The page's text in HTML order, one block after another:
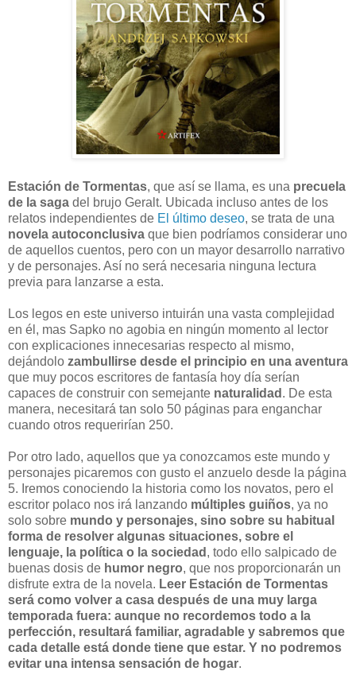
Estación de Tormentas, que así se llama, es una precuela
de la saga del brujo Geralt. Ubicada incluso antes de los
relatos independientes de El último deseo, se trata de una
novela autoconclusiva que bien podríamos considerar uno
de aquellos cuentos, pero con un mayor desarrollo narrativo
y de personajes. Así no será necesaria ninguna lectura
previa para lanzarse a esta.
Los legos en este universo intuirán una vasta complejidad
en él, mas Sapko no agobia en ningún momento al lector
con explicaciones innecesarias respecto al mismo,
dejándolo zambullirse desde el principio en una aventura
que muy pocos escritores de fantasía hoy día serían
capaces de construir con semejante naturalidad . De esta
manera, necesitará tan solo 50 páginas para enganchar
cuando otros requerirían 250.
Por otro lado, aquellos que ya conozcamos este mundo y
personajes picaremos con gusto el anzuelo desde la página
5. Iremos conociendo la historia como los novatos, pero el
escritor polaco nos irá lanzando múltiples guiños, ya no
solo sobre mundo y personajes, sino sobre su habitual
forma de resolver algunas situaciones, sobre el
lenguaje, la política o la sociedad , todo ello salpicado de
buenas dosis de humor negro, que nos proporcionarán un
disfrute extra de la novela. Leer Estación de Tormentas
será como volver a casa después de una muy larga
temporada fuera: aunque no recordemos todo a la
perfección, resultará familiar, agradable y sabremos que
cada detalle está donde tiene que estar. Y no podremos
evitar una intensa sensación de hogar.